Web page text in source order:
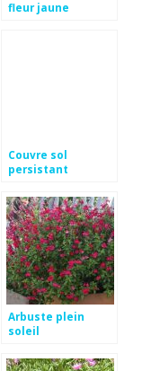
fleur jaune
Couvre sol
persistant
Arbuste plein
soleil